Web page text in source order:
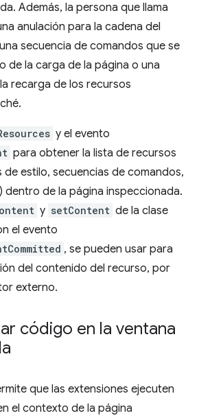
Además, la persona que llama
anulación para la cadena del
secuencia de comandos que se
de la carga de la página o una
recarga de los recursos
y el evento
para obtener la lista de recursos
estilo, secuencias de comandos,
dentro de la página inspeccionada.
y setContent de la clase
el evento
, se pueden usar para
del contenido del recurso, por
externo.
código en la ventana
que las extensiones ejecuten
el contexto de la página